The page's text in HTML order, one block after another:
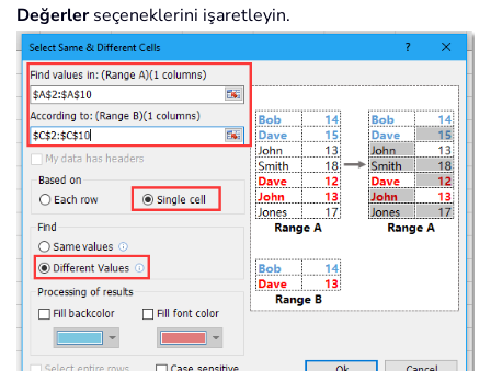
Değerlerseçeneklerini işaretleyin.